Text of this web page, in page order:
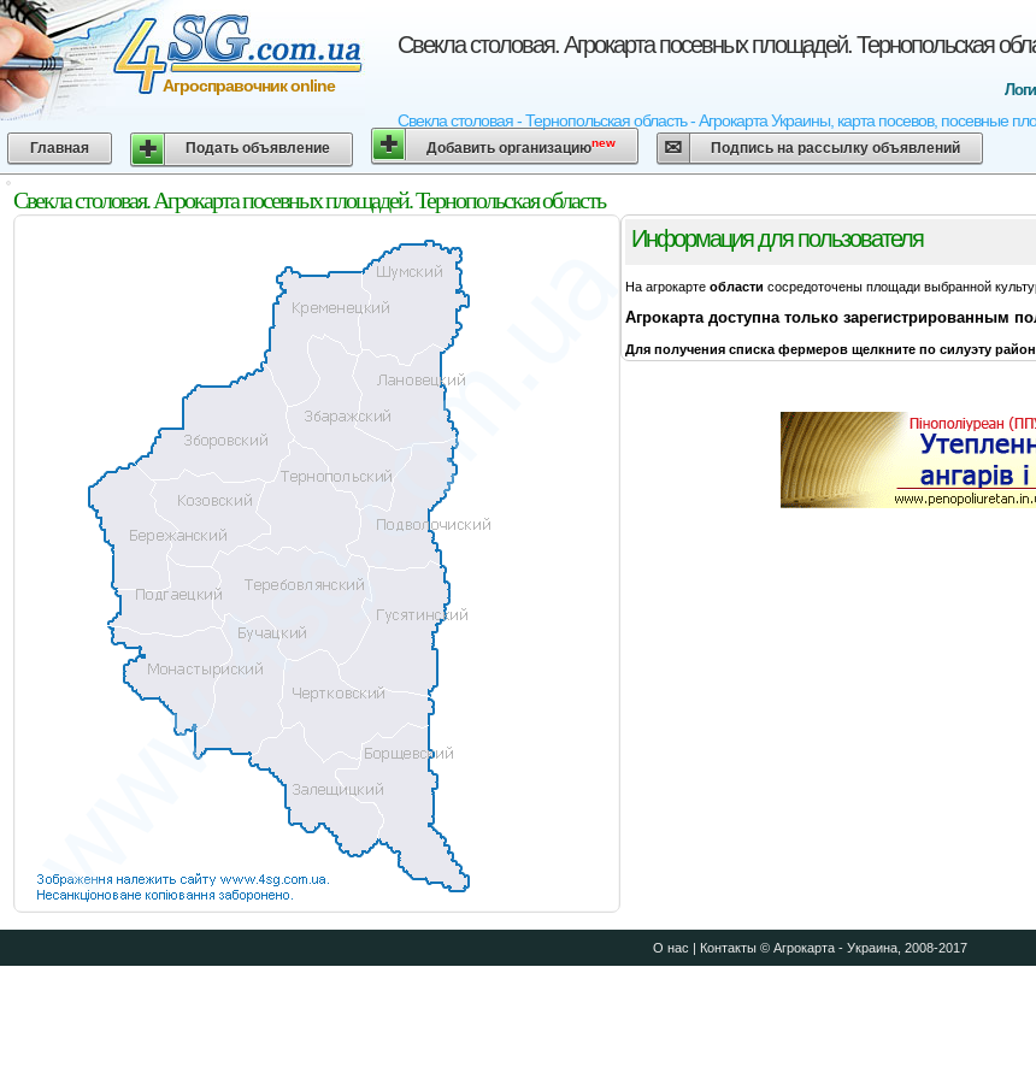
Свекла столовая. Агрокарта посевных площадей. Тернопольская
Свекла столовая - Тернопольская область - Агрокарта Украины, карта посевов, посевные
Агросправочник online
Главная Подать объявление Добавить организациюnew Подпись на рассылку объявлений
Свекла столовая. Агрокарта посевных площадей. Тернопольская область
Информация для пользователя
На агрокарте области сосредоточены площади выбранной
Агрокарта доступна только зарегистрированным
Для получения списка фермеров щелкните по силуэту
О нас | Контакты© Агрокарта - Украина, 2008-2017